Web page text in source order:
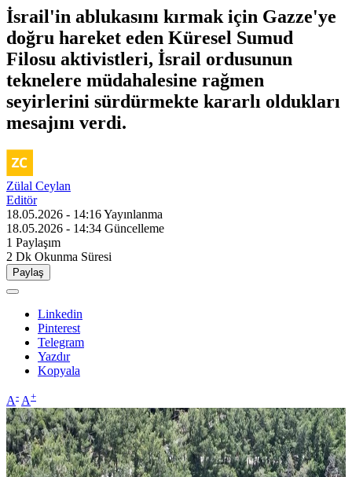
İsrail'in ablukasını kırmak için Gazze'ye
doğru hareket eden Küresel Sumud
Filosu aktivistleri, İsrail ordusunun
teknelere müdahalesine rağmen
seyirlerini sürdürmekte kararlı oldukları
mesajını verdi.
Zülal Ceylan
Editör
18.05.2026 - 14:16Yayınlanma
18.05.2026 - 14:34 Güncelleme
1 Paylaşım
2 Dk Okunma Süresi
Paylaş
Linkedin
Pinterest
Telegram
Yazdır
Kopyala
A- A+